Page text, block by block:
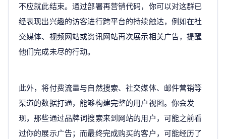
不应就此结束。通过部署再营销代码，你可以对这群已
经表现出兴趣的访客进行跨平台的持续触达，例如在社
交媒体、视频网站或资讯网站再次展示相关广告，提醒
他们完成未尽的行动。
此外，将付费流量与自然搜索、社交媒体、邮件营销等
渠道的数据打通，能够构建完整的用户视图。你会发
现，那些通过品牌词搜索来到网站的用户，可能之前看
过你的展示广告；而最终完成购买的客户，可能经历了